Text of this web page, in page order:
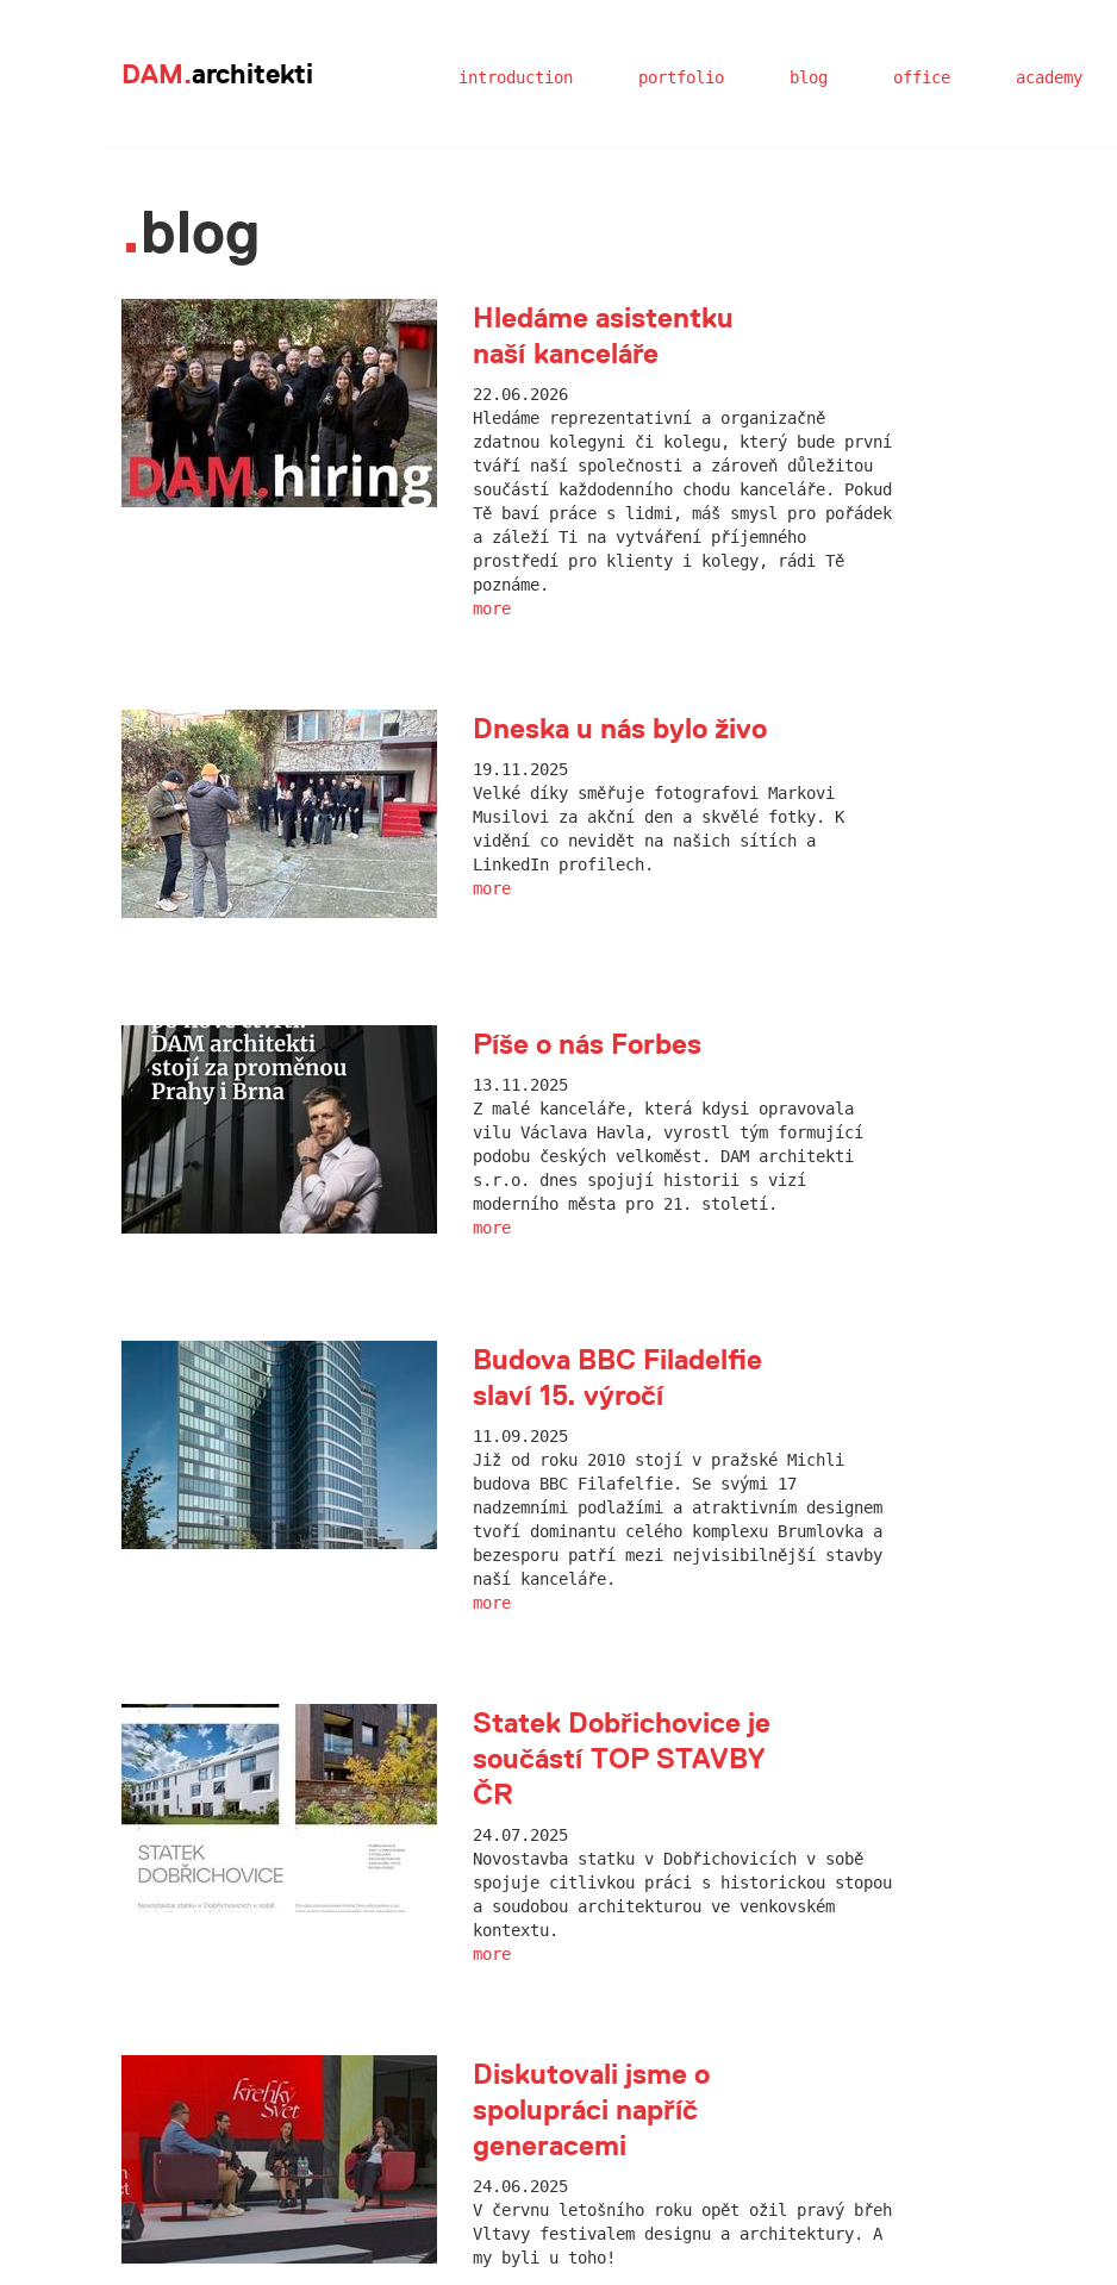
DAM.architekti introduction portfolio blog office academy
blog
Hledáme asistentku
naší kanceláře
22.06.2026
Hledáme reprezentativní a organizačně
zdatnou kolegyni či kolegu, který bude první
tváří naší společnosti a zároveň důležitou
součástí každodenního chodu kanceláře. Pokud
Tě baví práce s lidmi, máš smysl pro pořádek
a záleží Ti na vytváření příjemného
prostředí pro klienty i kolegy, rádi Tě
poznáme.
more
Dneska u nás bylo živo
19.11.2025
Velké díky směřuje fotografovi Markovi
Musilovi za akční den a skvělé fotky. K
vidění co nevidět na našich sítích a
LinkedIn profilech.
more
Píše o nás Forbes
13.11.2025
Z malé kanceláře, která kdysi opravovala
vilu Václava Havla, vyrostl tým formující
podobu českých velkoměst. DAM architekti
s.r.o. dnes spojují historii s vizí
moderního města pro 21. století.
more
Budova BBC Filadelfie
slaví 15. výročí
11.09.2025
Již od roku 2010 stojí v pražské Michli
budova BBC Filafelfie. Se svými 17
nadzemními podlažími a atraktivním designem
tvoří dominantu celého komplexu Brumlovka a
bezesporu patří mezi nejvisibilnější stavby
naší kanceláře.
more
Statek Dobřichovice je
součástí TOP STAVBY
ČR
24.07.2025
Novostavba statku v Dobřichovicích v sobě
spojuje citlivkou práci s historickou stopou
a soudobou architekturou ve venkovském
kontextu.
more
Diskutovali jsme o
spolupráci napříč
generacemi
24.06.2025
V červnu letošního roku opět ožil pravý břeh
Vltavy festivalem designu a architektury. A
my byli u toho!